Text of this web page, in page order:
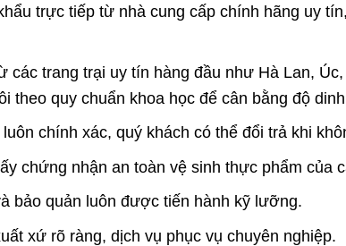
trực tiếp từ nhà cung cấp chính hãng uy
các trang trại uy tín hàng đầu như Hà Lan,
theo quy chuẩn khoa học để cân bằng độ
chính xác, quý khách có thể đổi trả khi
chứng nhận an toàn vệ sinh thực phẩm
bảo quản luôn được tiến hành kỹ lưỡng.
xứ rõ ràng, dịch vụ phục vụ chuyên nghiệp.